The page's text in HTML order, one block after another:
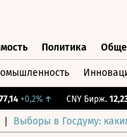
Политика
+0,2%↑ CNY Бирж. 12,239
Выборы в Госдуму: